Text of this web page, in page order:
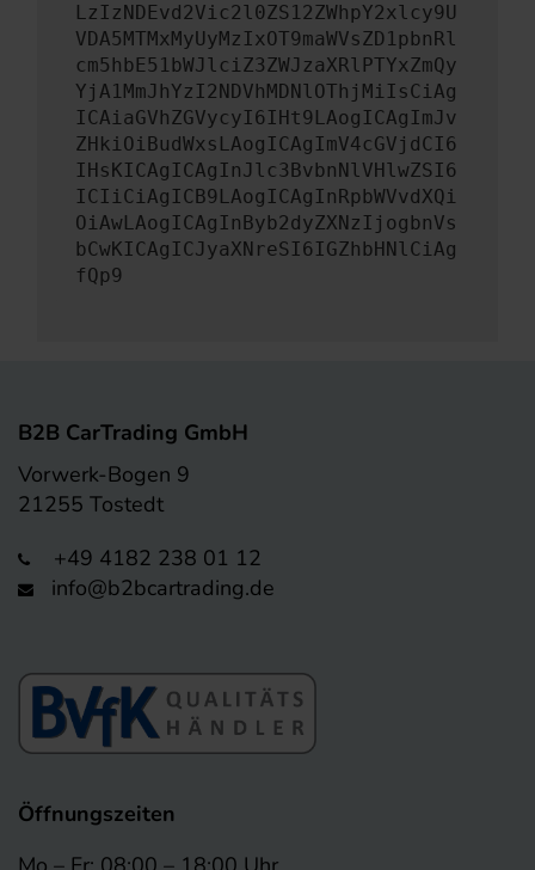
LzIzNDEvd2Vic2l0ZS12ZWhpY2xlcy9U
VDA5MTMxMyUyMzIxOT9maWVsZD1pbnRl
cm5hbE51bWJlciZ3ZWJzaXRlPTYxZmQy
YjA1MmJhYzI2NDVhMDNlOThjMiIsCiAg
ICAiaGVhZGVycyI6IHt9LAogICAgImJv
ZHkiOiBudWxsLAogICAgImV4cGVjdCI6
IHsKICAgICAgInJlc3BvbnNlVHlwZSI6
ICIiCiAgICB9LAogICAgInRpbWVvdXQi
OiAwLAogICAgInByb2dyZXNzIjogbnVs
bCwKICAgICJyaXNreSI6IGZhbHNlCiAg
fQp9
B2B CarTrading GmbH
Vorwerk-Bogen 9
21255 Tostedt
+49 4182 238 01 12
info@b2bcartrading.de
Öffnungszeiten